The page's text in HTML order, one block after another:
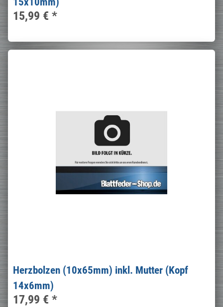
15,99 € *
Herzbolzen (10x65mm) inkl. Mutter (Kopf
14x6mm)
17,99 € *